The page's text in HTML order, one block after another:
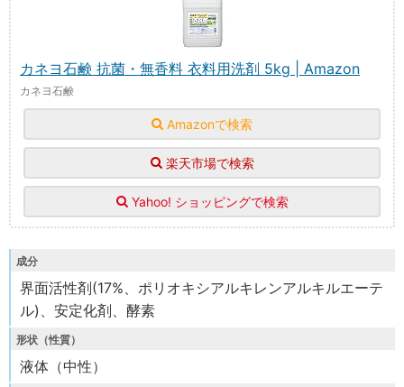
カネヨ石鹸 抗菌・無香料 衣料用洗剤 5kg | Amazon
カネヨ石鹸
Amazonで検索
楽天市場で検索
Yahoo! ショッピングで検索
成分
界面活性剤(17%、ポリオキシアルキレンアルキルエーテ
ル)、安定化剤、酵素
形状（性質）
液体（中性）